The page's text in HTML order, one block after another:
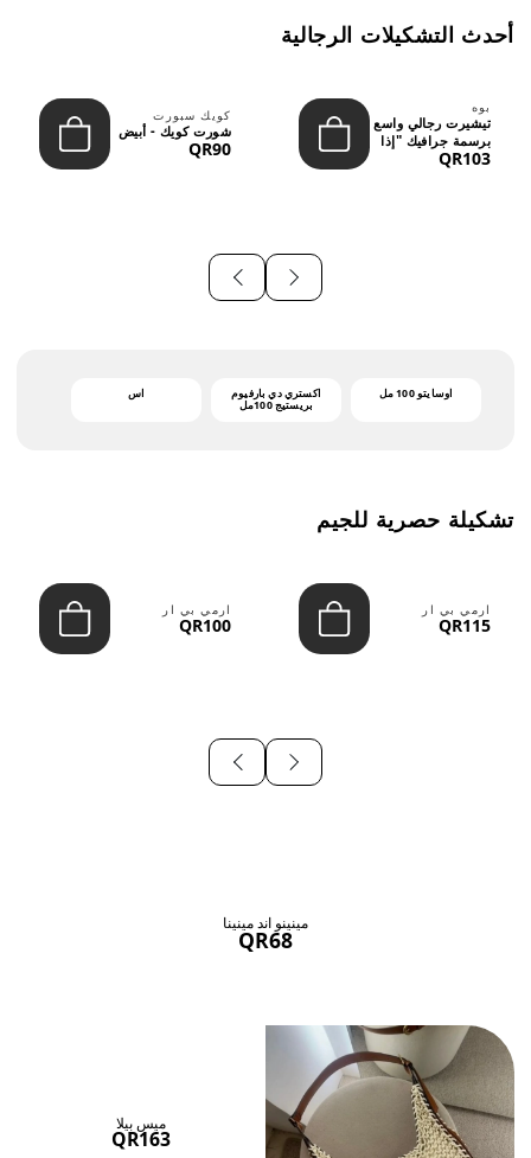
أحدث التشكيلات الرجالية
بوه
تيشيرت رجالي واسع
برسمة جرافيك "إذا
لم نُعجبك...
QR103
كويك سبورت
شورت كويك - أبيض
QR90
أوسايتو 100 مل
اكستري دي بارفيوم
بريستيج 100مل
اس
تشكيلة حصرية للجيم
ارمي بي ار
QR115
ارمي بي ار
QR100
مينينو اند مينينا
QR68
ميس بيلا
QR163